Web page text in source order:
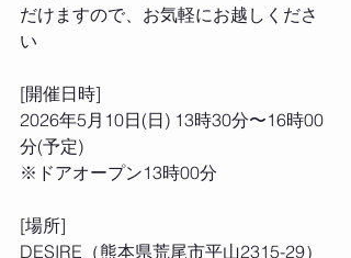
だけますので、お気軽にお越しくださ
い
[開催日時]
2026年5月10日(日) 13時30分〜16時00
分(予定)
※ドアオープン13時00分
[場所]
DESIRE（熊本県荒尾市平山2315-29）